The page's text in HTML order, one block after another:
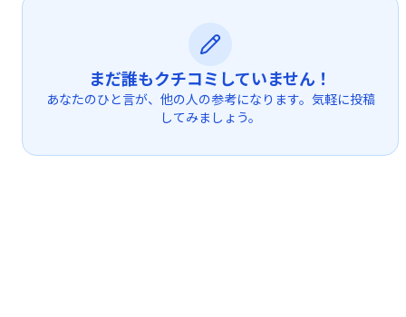
まだ誰もクチコミしていません！
あなたのひと言が、他の人の参考になります。気軽に投稿
してみましょう。